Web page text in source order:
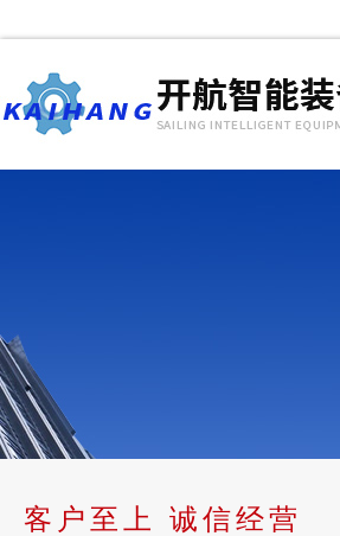
客户至上 诚信经营